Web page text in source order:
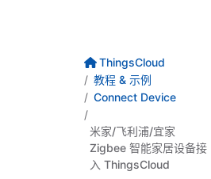
ThingsCloud
教程 & 示例
Connect Device
米家/飞利浦/宜家
Zigbee 智能家居设备接
入 ThingsCloud